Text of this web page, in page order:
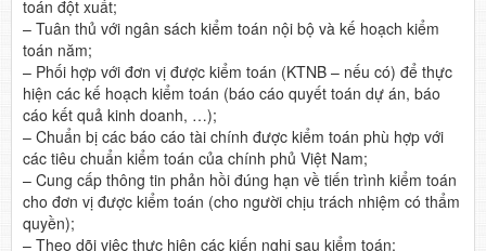
toán đột xuất;
– Tuân thủ với ngân sách kiểm toán nội bộ và kế hoạch kiểm
toán năm;
– Phối hợp với đơn vị được kiểm toán (KTNB – nếu có) để thực
hiện các kế hoạch kiểm toán (báo cáo quyết toán dự án, báo
cáo kết quả kinh doanh, …);
– Chuẩn bị các báo cáo tài chính được kiểm toán phù hợp với
các tiêu chuẩn kiểm toán của chính phủ Việt Nam;
– Cung cấp thông tin phản hồi đúng hạn về tiến trình kiểm toán
cho đơn vị được kiểm toán (cho người chịu trách nhiệm có thẩm
quyền);
– Theo dõi việc thực hiện các kiến nghị sau kiểm toán;